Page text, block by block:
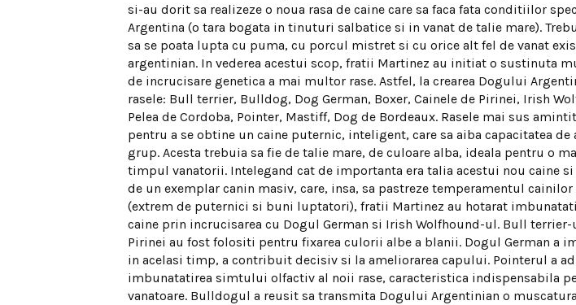
si-au dorit sa realizeze o noua rasa de caine care sa faca fata conditiilor
Argentina (o tara bogata in tinuturi salbatice si in vanat de talie mare).
sa se poata lupta cu puma, cu porcul mistret si cu orice alt fel de vanat
argentinian. In vederea acestui scop, fratii Martinez au initiat o sustinuta
de incrucisare genetica a mai multor rase. Astfel, la crearea Dogului
rasele: Bull terrier, Bulldog, Dog German, Boxer, Cainele de Pirinei, Irish
Pelea de Cordoba, Pointer, Mastiff, Dog de Bordeaux. Rasele mai sus
pentru a se obtine un caine puternic, inteligent, care sa aiba capacitatea de
grup. Acesta trebuia sa fie de talie mare, de culoare alba, ideala pentru o
timpul vanatorii. Intelegand cat de importanta era talia acestui nou caine si
de un exemplar canin masiv, care, insa, sa pastreze temperamentul cainilor
(extrem de puternici si buni luptatori), fratii Martinez au hotarat
caine prin incrucisarea cu Dogul German si Irish Wolfhound-ul. Bull terrier-
Pirinei au fost folositi pentru fixarea culorii albe a blanii. Dogul German a
in acelasi timp, a contribuit decisiv si la ameliorarea capului. Pointerul a
imbunatatirea simtului olfactiv al noii rase, caracteristica indispensabila
vanatoare. Bulldogul a reusit sa transmita Dogului Argentinian o